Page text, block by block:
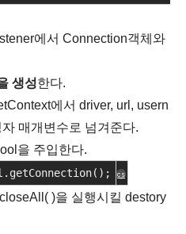
에서 Connection객체와
생성한다.
에서 driver, url, usern
매개변수로 넘겨준다.
을 주입한다.
cs
)을 실행시킬 destory